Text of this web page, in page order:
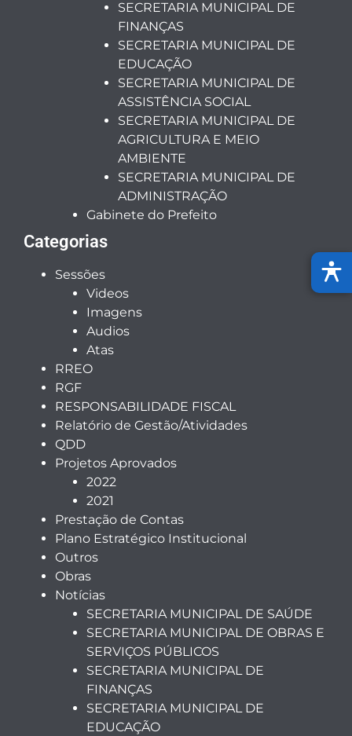
SECRETARIA MUNICIPAL DE
FINANÇAS
SECRETARIA MUNICIPAL DE
EDUCAÇÃO
SECRETARIA MUNICIPAL DE
ASSISTÊNCIA SOCIAL
SECRETARIA MUNICIPAL DE
AGRICULTURA E MEIO
AMBIENTE
SECRETARIA MUNICIPAL DE
ADMINISTRAÇÃO
Gabinete do Prefeito
Categorias
Sessões
Videos
Imagens
Audios
Atas
RREO
RGF
RESPONSABILIDADE FISCAL
Relatório de Gestão/Atividades
QDD
Projetos Aprovados
2022
2021
Prestação de Contas
Plano Estratégico Institucional
Outros
Obras
Notícias
SECRETARIA MUNICIPAL DE SAÚDE
SECRETARIA MUNICIPAL DE OBRAS E
SERVIÇOS PÚBLICOS
SECRETARIA MUNICIPAL DE
FINANÇAS
SECRETARIA MUNICIPAL DE
EDUCAÇÃO